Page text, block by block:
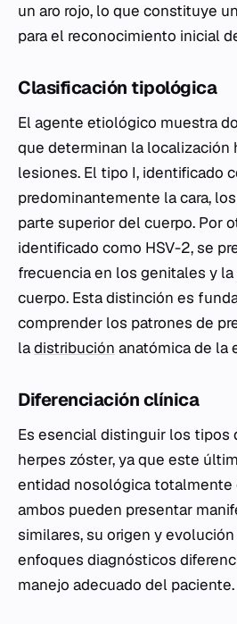
un aro rojo, lo que constituye
para el reconocimiento inicial
Clasificación tipológica
El agente etiológico muestra
que determinan la localización
lesiones. El tipo I, identificado
predominantemente la cara,
parte superior del cuerpo. Por
identificado como HSV-2, se
frecuencia en los genitales y
cuerpo. Esta distinción es
comprender los patrones de
ladistribución anatómica de la
Diferenciación clínica
Es esencial distinguir los tipos
herpes zóster, ya que este
entidad nosológica totalmente
ambos pueden presentar
similares, su origen y
enfoques diagnósticos
manejo adecuado del paciente.